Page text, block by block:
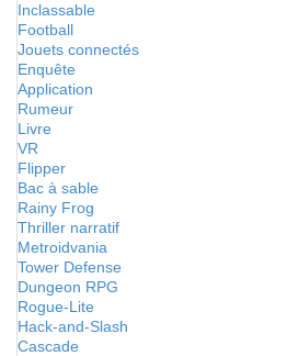
Inclassable
Football
Jouets connectés
Enquête
Application
Rumeur
Livre
VR
Flipper
Bac à sable
Rainy Frog
Thriller narratif
Metroidvania
Tower Defense
Dungeon RPG
Rogue-Lite
Hack-and-Slash
Cascade